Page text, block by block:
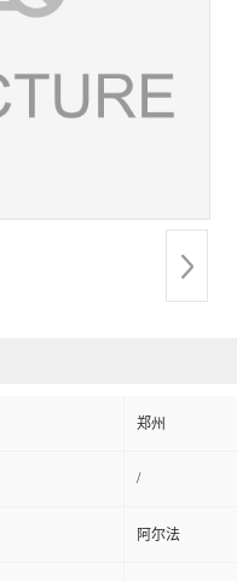
郑州
/
阿尔法